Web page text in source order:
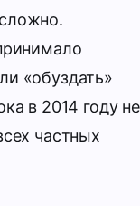
«обуздать»
в 2014 году не
частных